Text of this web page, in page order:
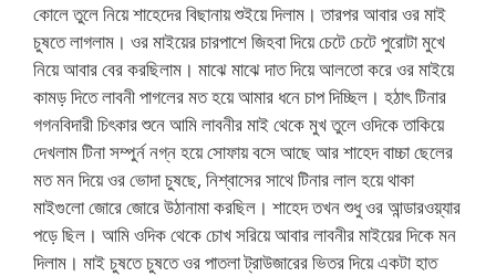
কোলে তুলে নিয়ে শাহেদের বিছানায় শুইয়ে দিলাম। তারপর আবার ওর মাই
চুষতে লাগলাম। ওর মাইয়ের চারপাশে জিহবা দিয়ে চেটে চেটে পুরোটা মুখে
নিয়ে আবার বের করছিলাম। মাঝে মাঝে দাত দিয়ে আলতো করে ওর মাইয়ে
কামড় দিতে লাবনী পাগলের মত হয়ে আমার ধনে চাপ দিচ্ছিল। হঠাৎ টিনার
গগনবিদারী চিৎকার শুনে আমি লাবনীর মাই থেকে মুখ তুলে ওদিকে তাকিয়ে
দেখলাম টিনা সম্পুর্ন নগ্ন হয়ে সোফায় বসে আছে আর শাহেদ বাচ্চা ছেলের
মত মন দিয়ে ওর ভোদা চুষছে, নিশ্বাসের সাথে টিনার লাল হয়ে থাকা
মাইগুলো জোরে জোরে উঠানামা করছিল। শাহেদ তখন শুধু ওর আন্ডারওয়্যার
পড়ে ছিল। আমি ওদিক থেকে চোখ সরিয়ে আবার লাবনীর মাইয়ের দিকে মন
দিলাম। মাই চুষতে চুষতে ওর পাতলা ট্রাউজারের ভিতর দিয়ে একটা হাত